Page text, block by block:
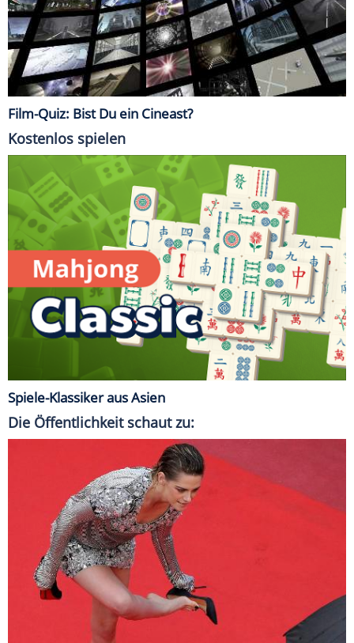
Film-Quiz: Bist Du ein Cineast?
Kostenlos spielen
Spiele-Klassiker aus Asien
Die Öffentlichkeit schaut zu: